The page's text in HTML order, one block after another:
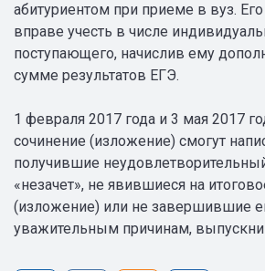
абитуриентом при приеме в вуз. Его
вправе учесть в числе
поступающего, начислив ему
сумме результатов ЕГЭ.
1 февраля 2017 года и 3 мая 2017
сочинение (изложение) смогут
получившие
«незачет», не явившиеся на
(изложение) или не завершившие
уважительным причинам,